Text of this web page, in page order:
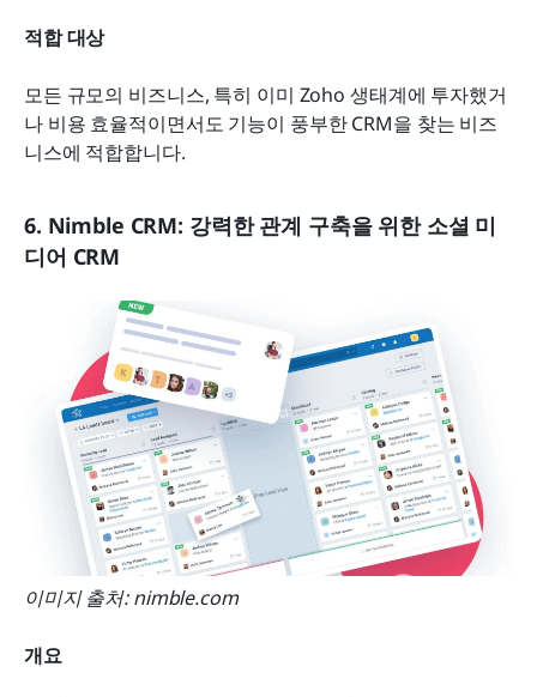
적합 대상
모든 규모의 비즈니스, 특히 이미 Zoho 생태계에 투자했거
나 비용 효율적이면서도 기능이 풍부한 CRM을 찾는 비즈
니스에 적합합니다.
6. Nimble CRM: 강력한 관계 구축을 위한 소셜 미
디어 CRM
이미지 출처: nimble.com
개요